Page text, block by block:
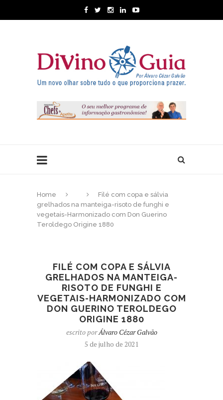
Home
Filé com copa e sálvia
grelhados na manteiga-risoto de funghi e
vegetais-Harmonizado com Don Guerino
Teroldego Origine 1880
FILÉ COM COPA E SÁLVIA
GRELHADOS NA MANTEIGA-
RISOTO DE FUNGHI E
VEGETAIS-HARMONIZADO COM
DON GUERINO TEROLDEGO
ORIGINE 1880
escrito porÁlvaro Cézar Galvão
5 de julho de 2021